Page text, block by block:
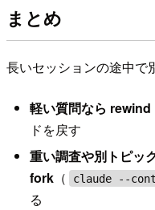
まとめ
長いセッションの途中で
軽い質問なら rewind
ドを戻す
重い調査や別トピッ
fork（ claude --
る